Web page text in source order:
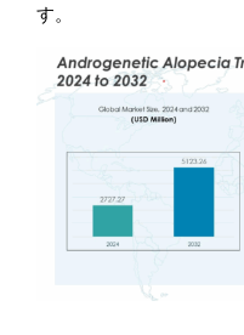
す。